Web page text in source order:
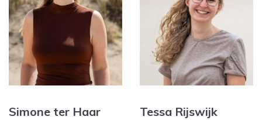
Simone ter Haar Tessa Rijswijk